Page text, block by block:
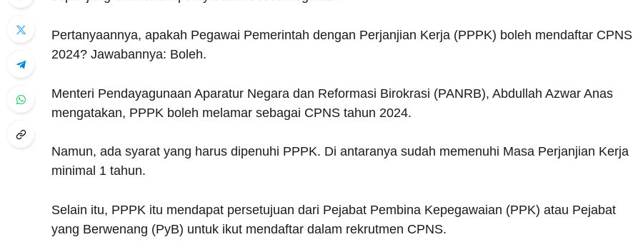
Pertanyaannya, apakah Pegawai Pemerintah dengan Perjanjian Kerja (PPPK) boleh mendaftar CPNS
2024? Jawabannya: Boleh.
Menteri Pendayagunaan Aparatur Negara dan Reformasi Birokrasi (PANRB), Abdullah Azwar Anas
mengatakan, PPPK boleh melamar sebagai CPNS tahun 2024.
Namun, ada syarat yang harus dipenuhi PPPK. Di antaranya sudah memenuhi Masa Perjanjian Kerja
minimal 1 tahun.
Selain itu, PPPK itu mendapat persetujuan dari Pejabat Pembina Kepegawaian (PPK) atau Pejabat
yang Berwenang (PyB) untuk ikut mendaftar dalam rekrutmen CPNS.